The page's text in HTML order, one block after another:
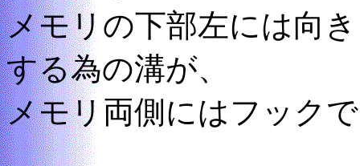
メモリの下部左には向
する為の溝が、
メモリ両側にはフック